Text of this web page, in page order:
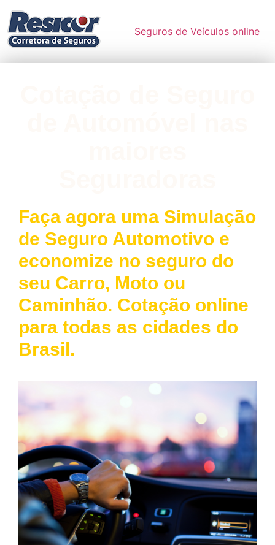
Seguros de Veículos online
Faça agora uma Simulação
de Seguro Automotivo e
economize no seguro do
seu Carro, Moto ou
Caminhão. Cotação online
para todas as cidades do
Brasil.